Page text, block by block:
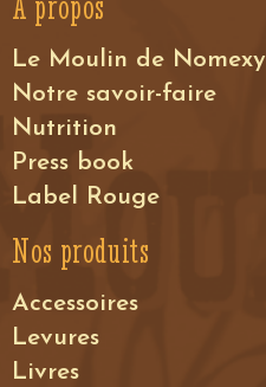
Le Moulin de Nomexy
Notre savoir-faire
Nutrition
Press book
Label Rouge
Nos produits
Accessoires
Levures
Livres